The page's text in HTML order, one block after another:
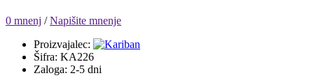
0 mnenj /Napišite mnenje
Proizvajalec:
Šifra: KA226
Zaloga: 2-5 dni